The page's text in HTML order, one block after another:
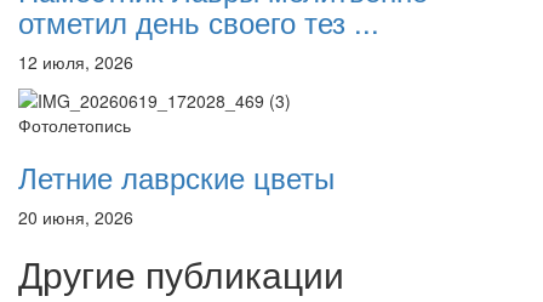
отметил день своего тез ...
12 июля, 2026
Фотолетопись
Летние лаврские цветы
20 июня, 2026
Другие публикации